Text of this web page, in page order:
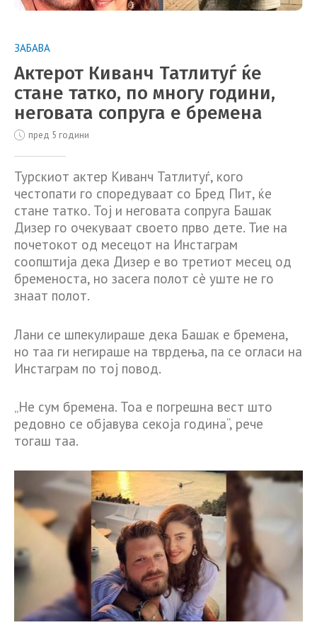
ЗАБАВА
Актерот Киванч Татлитуѓ ќе
стане татко, по многу години,
неговата сопруга е бремена
пред 5 години
Турскиот актер Киванч Татлитуѓ, кого
честопати го споредуваат со Бред Пит, ќе
стане татко. Тој и неговата сопруга Башак
Дизер го очекуваат своето прво дете. Тие на
почетокот од месецот на Инстаграм
соопштија дека Дизер е во третиот месец од
бременоста, но засега полот сè уште не го
знаат полот.
Лани се шпекулираше дека Башак е бремена,
но таа ги негираше на тврдења, па се огласи на
Инстаграм по тој повод.
„Не сум бремена. Тоа е погрешна вест што
редовно се објавува секоја година“, рече
тогаш таа.